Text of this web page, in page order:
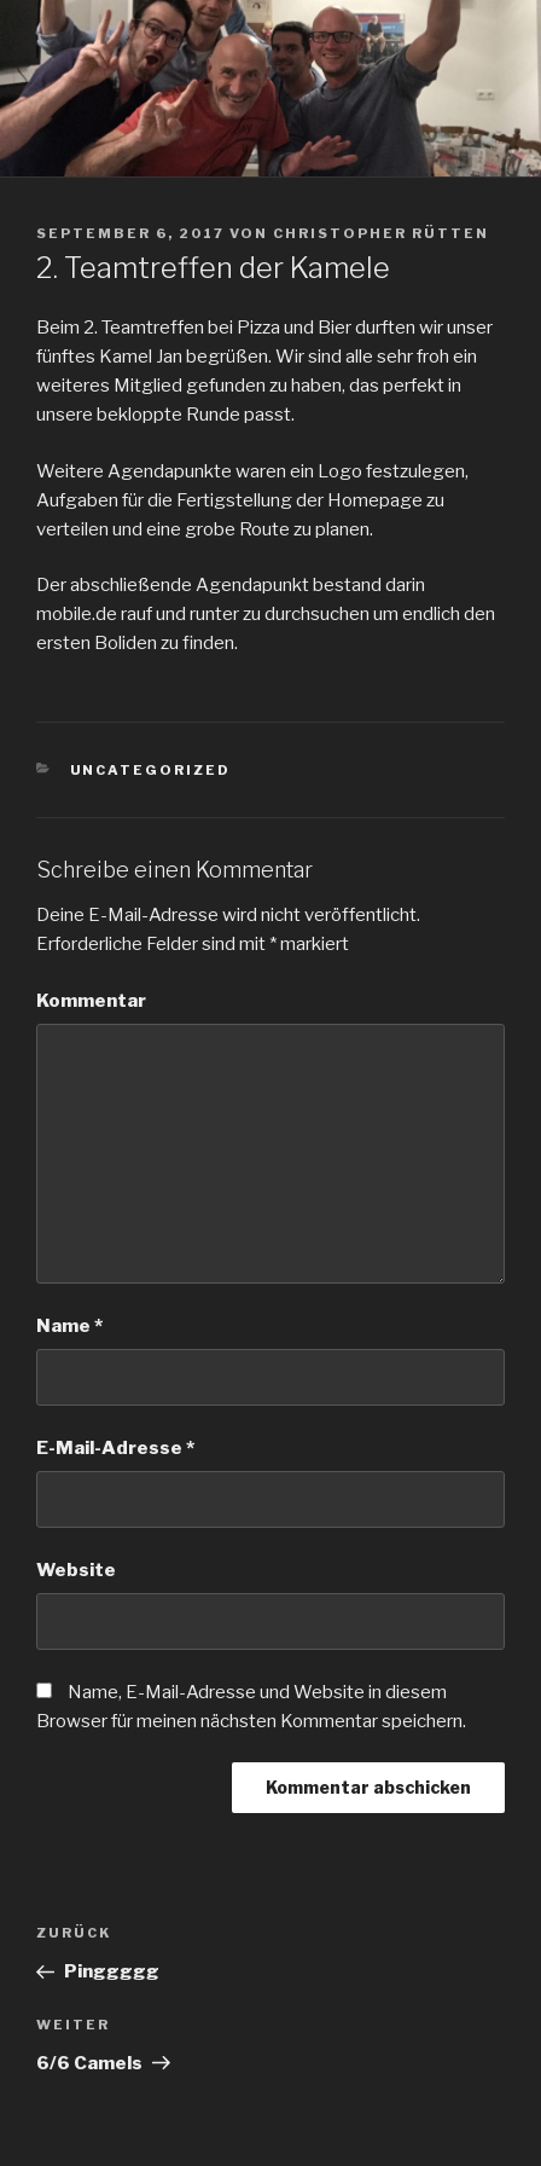
VERÖFFENTLICHT
AM
SEPTEMBER 6, 2017 VON CHRISTOPHER RÜTTEN
2. Teamtreffen der Kamele
Beim 2. Teamtreffen bei Pizza und Bier durften wir unser
fünftes Kamel Jan begrüßen. Wir sind alle sehr froh ein
weiteres Mitglied gefunden zu haben, das perfekt in
unsere bekloppte Runde passt.
Weitere Agendapunkte waren ein Logo festzulegen,
Aufgaben für die Fertigstellung der Homepage zu
verteilen und eine grobe Route zu planen.
Der abschließende Agendapunkt bestand darin
mobile.de rauf und runter zu durchsuchen um endlich den
ersten Boliden zu finden.
KATEGORIEN
UNCATEGORIZED
Schreibe einen Kommentar
Deine E-Mail-Adresse wird nicht veröffentlicht.
Erforderliche Felder sind mit *markiert
Kommentar
Name *
E-Mail-Adresse *
Website
Name, E-Mail-Adresse und Website in diesem
Browser für meinen nächsten Kommentar speichern.
Beitragsnavigation
Vorheriger
Beitrag
ZURÜCK
Pinggggg
Nächster
Beitrag
WEITER
6/6 Camels